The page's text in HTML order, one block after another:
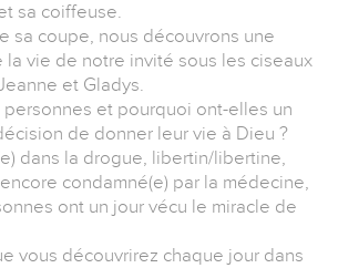
sa coiffeuse.
sa coupe, nous découvrons une
vie de notre invité sous les ciseaux
et Gladys.
personnes et pourquoi ont-elles un
de donner leur vie à Dieu ?
dans la drogue, libertin/libertine,
condamné(e) par la médecine,
ont un jour vécu le miracle de
vous découvrirez chaque jour dans